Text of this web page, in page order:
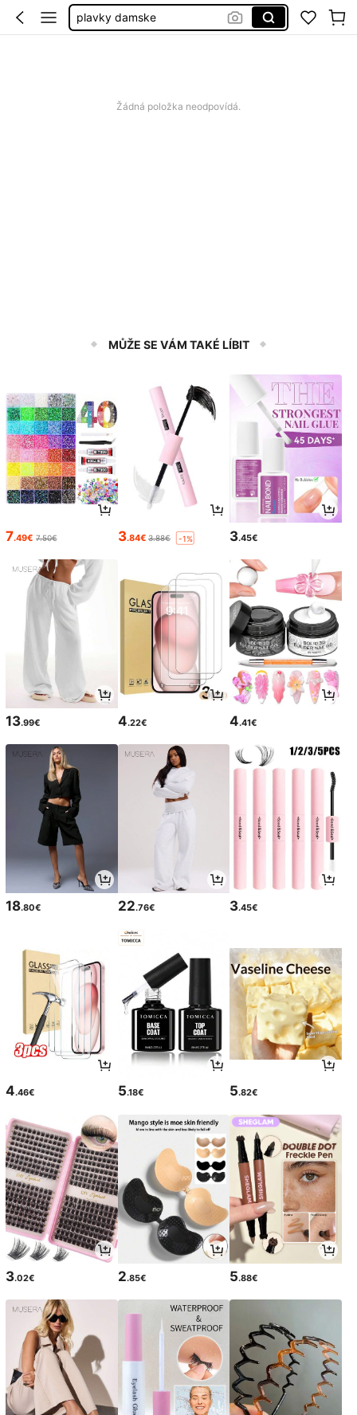
plavky damske
Žádná položka neodpovídá.
MŮŽE SE VÁM TAKÉ LÍBIT
7.49€ 7.50€ 3.84€ 3.88€ -1% 3.45€
13.99€ 4.22€ 4.41€
18.80€ 22.76€ 3.45€
4.46€ 5.18€ 5.82€
3.02€ 2.85€ 5.88€